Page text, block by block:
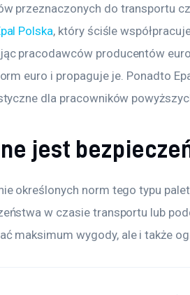
przeznaczonych do transportu
Polska, który ściśle
pracodawców producentów
euro i propaguje je. Ponadto
dla pracowników
jest
określonych norm tego typu
w czasie transportu lub
maksimum wygody, ale i także